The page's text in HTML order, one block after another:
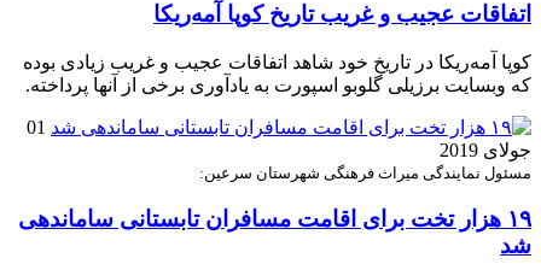
اتفاقات عجیب و غریب تاریخ کوپا آمه‌ریکا
کوپا آمه‌ریکا در تاریخ خود شاهد اتفاقات عجیب و غریب زیادی بوده
که وبسایت برزیلی گلوبو اسپورت به یادآوری برخی از آنها پرداخته.
01
جولای 2019
مسئول نمایندگی میراث فرهنگی شهرستان سرعین:
۱۹ هزار تخت برای اقامت مسافران تابستانی ساماندهی
شد